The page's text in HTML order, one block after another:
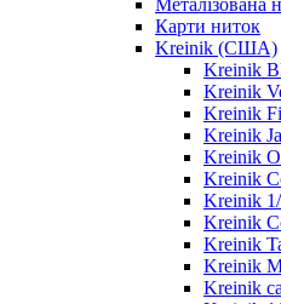
Карти ниток
Kreinik (США)
Kreinik
Kreinik
Kreinik
Kreinik
Kreinik
Kreinik
Kreinik
Kreinik
Kreinik
Kreinik
Kreinik